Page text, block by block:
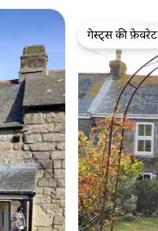
गेस्ट्स की फ़ेवरेट
गेस्ट्स की फ़ेवरेट